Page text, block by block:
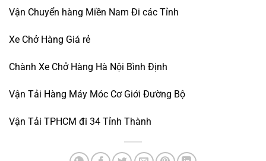
Vận Chuyển hàng Miền Nam Đi các Tỉnh
Xe Chở Hàng Giá rẻ
Chành Xe Chở Hàng Hà Nội Bình Định
Vận Tải Hàng Máy Móc Cơ Giới Đường Bộ
Vận Tải TPHCM đi 34 Tỉnh Thành